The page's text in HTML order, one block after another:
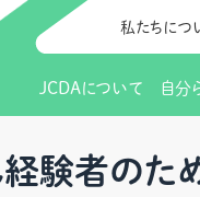
私たちにつ
JCDAについて
JCDAのビジョン
自分
入会のご案内
支部のご紹介
研修情報（お知らせ）
験者のた